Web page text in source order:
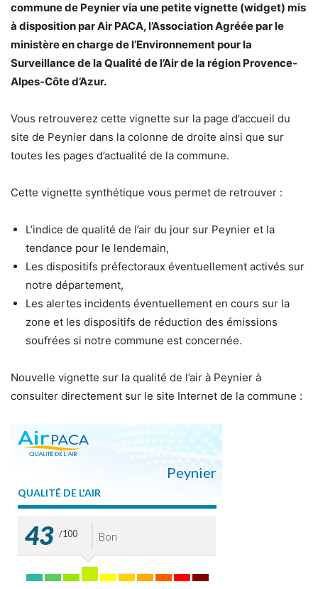
commune de Peynier via une petite vignette (widget) mis
à disposition par Air PACA, l’Association Agréée par le
ministère en charge de l’Environnement pour la
Surveillance de la Qualité de l’Air de la région Provence-
Alpes-Côte d’Azur.
Vous retrouverez cette vignette sur la page d’accueil du
site de Peynier dans la colonne de droite ainsi que sur
toutes les pages d’actualité de la commune.
Cette vignette synthétique vous permet de retrouver :
L’indice de qualité de l’air du jour sur Peynier et la
tendance pour le lendemain,
Les dispositifs préfectoraux éventuellement activés sur
notre département,
Les alertes incidents éventuellement en cours sur la
zone et les dispositifs de réduction des émissions
soufrées si notre commune est concernée.
Nouvelle vignette sur la qualité de l’air à Peynier à
consulter directement sur le site Internet de la commune :